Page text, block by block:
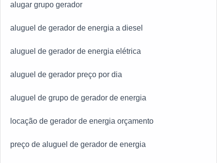
alugar grupo gerador
aluguel de gerador de energia a diesel
aluguel de gerador de energia elétrica
aluguel de gerador preço por dia
aluguel de grupo de gerador de energia
locação de gerador de energia orçamento
preço de aluguel de gerador de energia